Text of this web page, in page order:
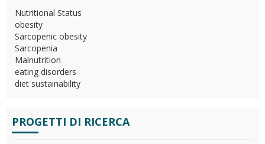
Nutritional Status
obesity
Sarcopenic obesity
Sarcopenia
Malnutrition
eating disorders
diet sustainability
PROGETTI DI RICERCA